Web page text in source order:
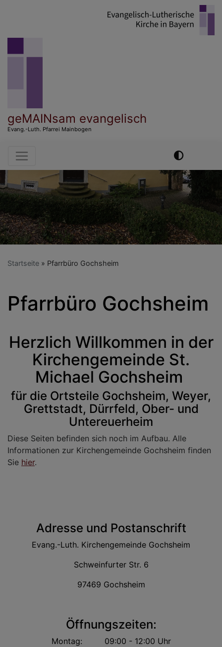
geMAINsam evangelisch
Evang.-Luth. Pfarrei Mainbogen
Hauptnavigation
Startseite Pfarrbüro Gochsheim
Pfarrbüro Gochsheim
Herzlich Willkommen in der
Kirchengemeinde St.
Michael Gochsheim
für die Ortsteile Gochsheim, Weyer,
Grettstadt, Dürrfeld, Ober- und
Untereuerheim
Diese Seiten befinden sich noch im Aufbau. Alle
Informationen zur Kirchengemeinde Gochsheim finden
Sie hier.
Adresse und Postanschrift
Evang.-Luth. Kirchengemeinde Gochsheim
Schweinfurter Str. 6
97469 Gochsheim
Öffnungszeiten:
Montag: 09:00 - 12:00 Uhr